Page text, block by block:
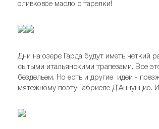
оливковое масло с тарелки!
Дни на озере Гарда будут иметь четкий
сытыми итальянскими трапезами. Все
бездельем. Но есть и другие идеи -
мятежному поэту Габриеле Д`Аннунцио.